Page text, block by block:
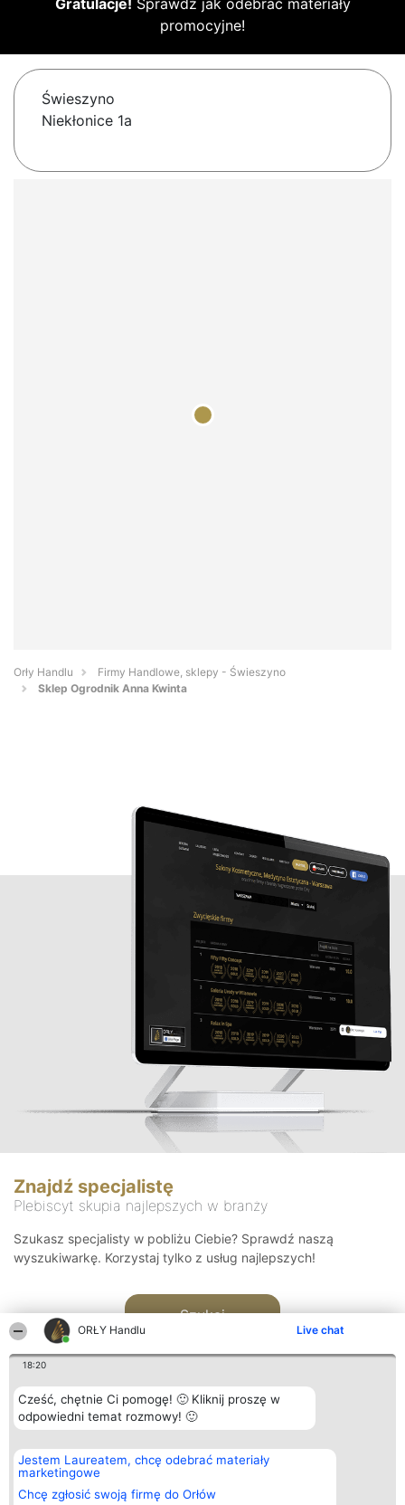
ORŁY Handlu Live chat
18:20
Cześć, chętnie Ci pomogę! 🙂 Kliknij proszę w
odpowiedni temat rozmowy! 🙂
Jestem Laureatem, chcę odebrać materiały
marketingowe
Chcę zgłosić swoją firmę do Orłów
Gratulacje! Sprawdź jak odebrać materiały
promocyjne!
Świeszyno
Niekłonice 1a
Orły Handlu
Firmy Handlowe, sklepy - Świeszyno
Sklep Ogrodnik Anna Kwinta
Znajdź specjalistę
Plebiscyt skupia najlepszych w branży
Szukasz specjalisty w pobliżu Ciebie? Sprawdź naszą
wyszukiwarkę. Korzystaj tylko z usług najlepszych!
Szukaj
Organizator plebiscytu
Bright Side Solutions sp. z o.
o. sp. k.
ul. Ruska 22
Wrocław 50-079
Plebiscyt
Laureaci
wszystkich
Laureatów
Kontakt
Kontakt